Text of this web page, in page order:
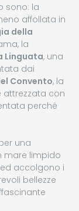
sono: la
affollata in
della
la
Linguata, una
dai
Convento, la
attrezzata con
perché
una
mare limpido
accolgono i
bellezze